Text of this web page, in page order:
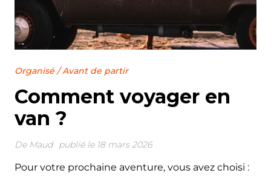
Organisé /Avant de partir
Comment voyager en
van ?
De Maud publié le 18 mars 2026
Pour votre prochaine aventure, vous avez choisi :